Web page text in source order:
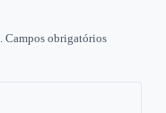
Campos obrigatórios